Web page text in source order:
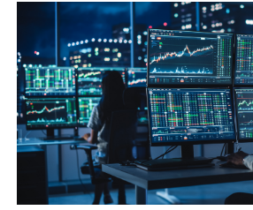
運営会社
ファミリーオフィスとは
関連書籍
メールマガジン登録
よくある質問